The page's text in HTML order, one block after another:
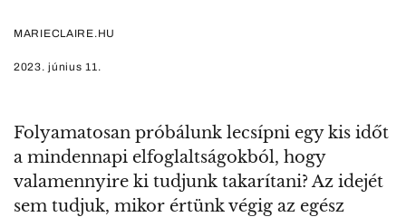
MARIECLAIRE.HU
2023. június 11.
Folyamatosan próbálunk lecsípni egy kis időt
a mindennapi elfoglaltságokból, hogy
valamennyire ki tudjunk takarítani? Az idejét
sem tudjuk, mikor értünk végig az egész